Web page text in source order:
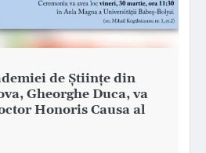
de Științe din
Gheorghe Duca, va
Honoris Causa al